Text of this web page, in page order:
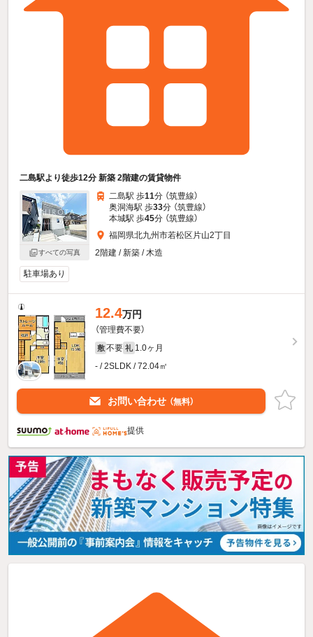
二島駅より徒歩12分 新築 2階建の賃貸物件
すべての写真
二島駅 歩11分 （筑豊線）
奥洞海駅 歩33分 （筑豊線）
本城駅 歩45分 （筑豊線）
福岡県北九州市若松区片山2丁目
2階建 / 新築 / 木造
駐車場あり
12.4万円
（管理費不要）
敷 不要 礼 1.0ヶ月
- / 2SLDK / 72.04㎡
お問い合わせ （無料）
提供